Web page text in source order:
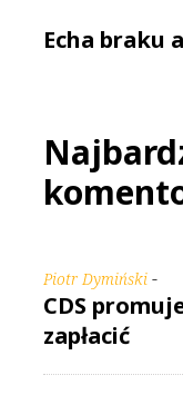
Echa braku
Piotr Dymiński -
CDS
zapłacić